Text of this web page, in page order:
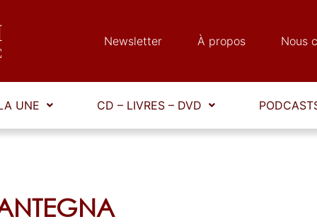
Newsletter À propos Nous
UNE CD – LIVRES – DVD